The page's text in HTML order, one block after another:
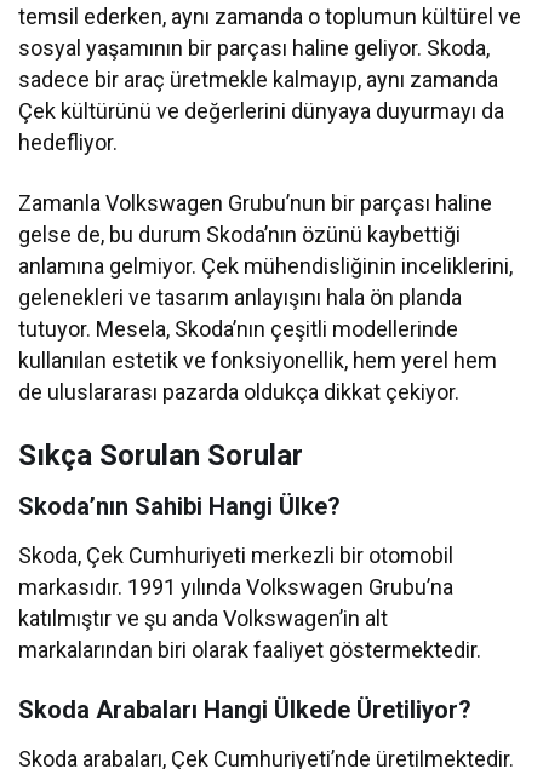
temsil ederken, aynı zamanda o toplumun kültürel ve
sosyal yaşamının bir parçası haline geliyor. Skoda,
sadece bir araç üretmekle kalmayıp, aynı zamanda
Çek kültürünü ve değerlerini dünyaya duyurmayı da
hedefliyor.
Zamanla Volkswagen Grubu’nun bir parçası haline
gelse de, bu durum Skoda’nın özünü kaybettiği
anlamına gelmiyor. Çek mühendisliğinin inceliklerini,
gelenekleri ve tasarım anlayışını hala ön planda
tutuyor. Mesela, Skoda’nın çeşitli modellerinde
kullanılan estetik ve fonksiyonellik, hem yerel hem
de uluslararası pazarda oldukça dikkat çekiyor.
Sıkça Sorulan Sorular
Skoda’nın Sahibi Hangi Ülke?
Skoda, Çek Cumhuriyeti merkezli bir otomobil
markasıdır. 1991 yılında Volkswagen Grubu’na
katılmıştır ve şu anda Volkswagen’in alt
markalarından biri olarak faaliyet göstermektedir.
Skoda Arabaları Hangi Ülkede Üretiliyor?
Skoda arabaları, Çek Cumhuriyeti’nde üretilmektedir.